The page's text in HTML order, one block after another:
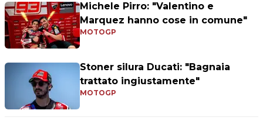
Michele Pirro: "Valentino e
Marquez hanno cose in comune"
MOTOGP
Stoner silura Ducati: "Bagnaia
trattato ingiustamente"
MOTOGP